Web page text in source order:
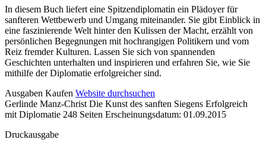
In diesem Buch liefert eine Spitzendiplomatin ein Plädoyer für
sanfteren Wettbewerb und Umgang miteinander. Sie gibt Einblick in
eine faszinierende Welt hinter den Kulissen der Macht, erzählt von
persönlichen Begegnungen mit hochrangigen Politikern und vom
Reiz fremder Kulturen. Lassen Sie sich von spannenden
Geschichten unterhalten und inspirieren und erfahren Sie, wie Sie
mithilfe der Diplomatie erfolgreicher sind.
Details
und
Inhalte
Ausgaben Kaufen Website durchsuchen
Gerlinde Manz-Christ Die Kunst des sanften Siegens Erfolgreich
mit Diplomatie 248 Seiten Erscheinungsdatum: 01.09.2015
Druckausgabe